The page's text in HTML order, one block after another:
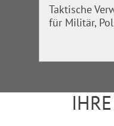
Taktische
für Militär,